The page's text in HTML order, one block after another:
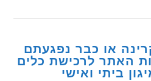
או כבר נפגעתם
לרכישת כלים
ואישי